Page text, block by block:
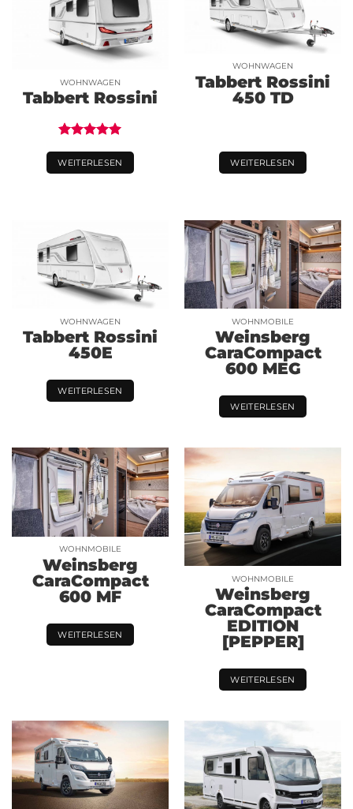
WOHNWAGEN
Tabbert Rossini
mit5.00
von 5
WEITERLESEN
WOHNWAGEN
Tabbert Rossini
450 TD
WEITERLESEN
WOHNWAGEN
Tabbert Rossini
450E
WEITERLESEN
WOHNMOBILE
Weinsberg
CaraCompact
600 MEG
WEITERLESEN
WOHNMOBILE
Weinsberg
CaraCompact
600 MF
WEITERLESEN
WOHNMOBILE
Weinsberg
CaraCompact
EDITION
[PEPPER]
WEITERLESEN